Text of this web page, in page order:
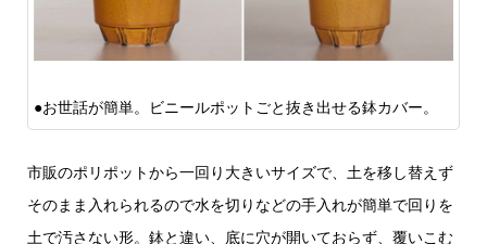
●お世話が簡単。ビニールポットごと抜き出せる鉢カバー。
市販のポリポットから一回り大きいサイズで、土を移し替えず
そのまま入れられるので水を切りなどの手入れが簡単で回りを
土で汚さない形。鉢と違い、底に穴が開いておらず、覆いこむ